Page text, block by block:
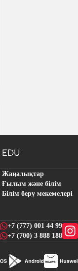
EDU
Жаңалықтар
Ғылым және білім
Білім беру мекемелері
+7 (777) 001 44 99
+7 (700) 3 888 188